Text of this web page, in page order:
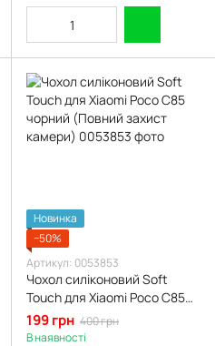
Новинка
−50%
Артикул: 0053853
Чохол силіконовий Soft
Touch для Xiaomi Poco C85
чорний (Повний захист
камери)
199 грн 400 грн
В наявності